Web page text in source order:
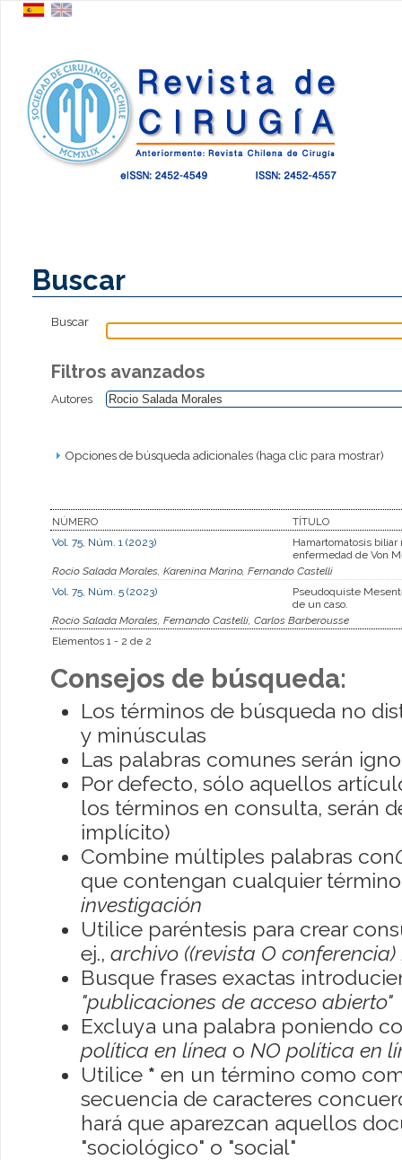
Buscar
Buscar
Filtros avanzados
Autores
Opciones de búsqueda adicionales (haga clic para mostrar)
NÚMERO
TÍTULO
Vol. 75, Núm. 1 (2023)
Hamartomatosis
enfermedad de Von
Rocio Salada Morales, Karenina Marino, Fernando Castelli
Vol. 75, Núm. 5 (2023)
Pseudoquiste
de un caso.
Rocio Salada Morales, Fernando Castelli, Carlos Barberousse
Elementos 1 - 2 de 2
Consejos de búsqueda:
Los términos de búsqueda no
y minúsculas
Las palabras comunes serán
Por defecto, sólo aquellos
los términos en consulta, serán
implícito)
Combine múltiples palabras con
que contengan cualquier
investigación
Utilice paréntesis para crear
ej., archivo ((revista O conferencia)
Busque frases exactas
"publicaciones de acceso abierto"
Excluya una palabra poniendo
política en línea o NO política en
Utilice * en un término como
secuencia de caracteres
hará que aparezcan aquellos
"sociológico" o "social"